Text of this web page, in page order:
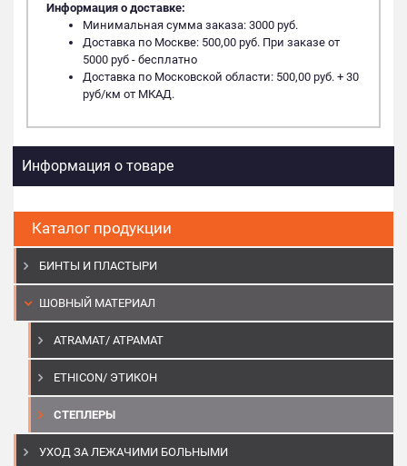
Каталог продукции
БИНТЫ И ПЛАСТЫРИ
ШОВНЫЙ МАТЕРИАЛ
ATRAMAT/ АТРАМАТ
ETHICON/ ЭТИКОН
СТЕПЛЕРЫ
УХОД ЗА ЛЕЖАЧИМИ БОЛЬНЫМИ
Информация о доставке:
Минимальная сумма заказа: 3000 руб.
Доставка по Москве: 500,00 руб. При заказе от
5000 руб - бесплатно
Доставка по Московской области: 500,00 руб. + 30
руб/км от МКАД.
Информация о товаре